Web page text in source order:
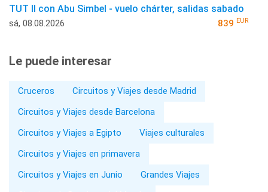
TUT II con Abu Simbel - vuelo chárter, salidas sabado
sá, 08.08.2026 839 EUR
Le puede interesar
Cruceros
Circuitos y Viajes desde Madrid
Circuitos y Viajes desde Barcelona
Circuitos y Viajes a Egipto
Viajes culturales
Circuitos y Viajes en primavera
Circuitos y Viajes en Junio
Grandes Viajes